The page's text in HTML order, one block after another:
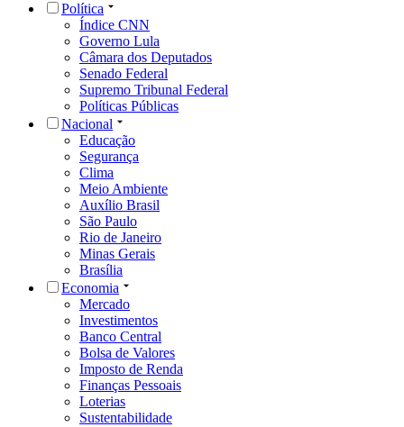
Política
Índice CNN
Governo Lula
Câmara dos Deputados
Senado Federal
Supremo Tribunal Federal
Políticas Públicas
Nacional
Educação
Segurança
Clima
Meio Ambiente
Auxílio Brasil
São Paulo
Rio de Janeiro
Minas Gerais
Brasília
Economia
Mercado
Investimentos
Banco Central
Bolsa de Valores
Imposto de Renda
Finanças Pessoais
Loterias
Sustentabilidade